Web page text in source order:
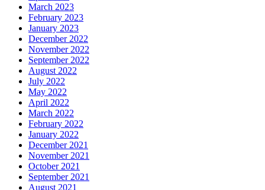
March 2023
February 2023
January 2023
December 2022
November 2022
September 2022
August 2022
July 2022
May 2022
April 2022
March 2022
February 2022
January 2022
December 2021
November 2021
October 2021
September 2021
August 2021